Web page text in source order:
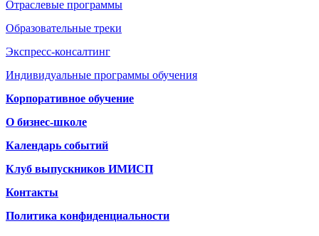
Отраслевые программы
Образовательные треки
Экспресс-консалтинг
Индивидуальные программы обучения
Корпоративное обучение
О бизнес-школе
Календарь событий
Клуб выпускников ИМИСП
Контакты
Политика конфиденциальности